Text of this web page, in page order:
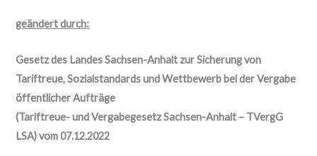
geändert durch:
Gesetz des Landes Sachsen-Anhalt zur Sicherung von
Tariftreue, Sozialstandards und Wettbewerb bei der Vergabe
öffentlicher Aufträge
(Tariftreue- und Vergabegesetz Sachsen-Anhalt – TVergG
LSA) vom 07.12.2022